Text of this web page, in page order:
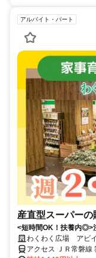
アルバイト・パート
産直型スーパーの
<短時間OK！扶養内◎>
フ！未経験歓迎！ブラ
わくわく広場 アビ
アクセス ＪＲ常磐線